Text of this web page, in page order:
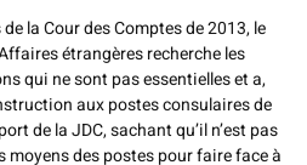
la Cour des Comptes de 2013, le
étrangères recherche les
qui ne sont pas essentielles et a,
aux postes consulaires de
de la JDC, sachant qu’il n’est pas
moyens des postes pour faire face à